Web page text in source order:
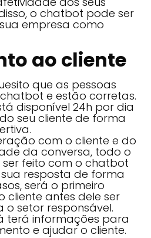
o chatbot pode ser
empresa como
ao cliente
que as pessoas
e estão corretas.
disponível 24h por dia
seu cliente de forma
com o cliente e do
da conversa, todo o
feito com o chatbot
resposta de forma
será o primeiro
cliente antes dele ser
setor responsável.
terá informações para
e ajudar o cliente.